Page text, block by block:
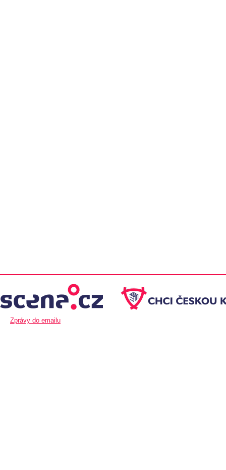
Zprávy do emailu